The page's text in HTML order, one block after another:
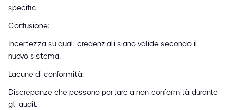
specifici.
Confusione:
Incertezza su quali credenziali siano valide secondo il
nuovo sistema.
Lacune di conformità:
Discrepanze che possono portare a non conformità durante
gli audit.